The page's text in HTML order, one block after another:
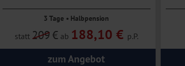
3 Tage • Halbpension
statt 209€ ab 188,10 € p.P.
zum Angebot